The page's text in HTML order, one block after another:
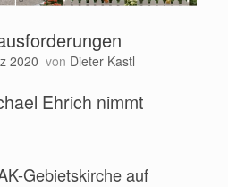
2020 von Dieter Kastl
Ehrich nimmt
Gebietskirche auf